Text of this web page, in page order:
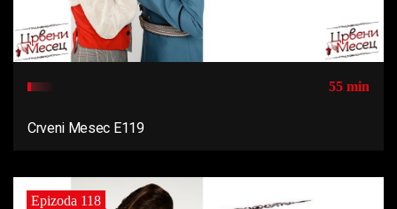
55 min
Crveni Mesec E119
Epizoda 118